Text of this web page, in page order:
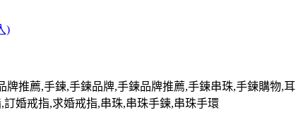
)
牌推薦,手鍊,手鍊品牌,手鍊品牌推薦,手鍊串珠,手鍊購物,耳
,訂婚戒指,求婚戒指,串珠,串珠手鍊,串珠手環